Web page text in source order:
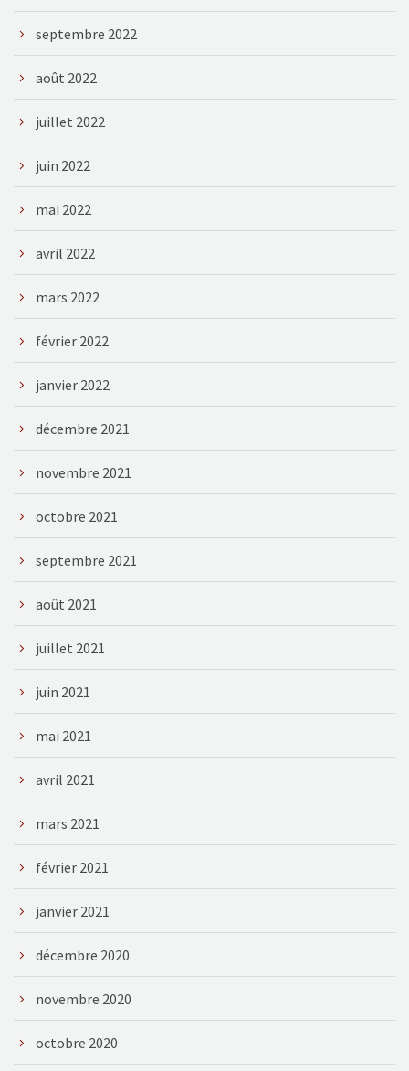
septembre 2022
août 2022
juillet 2022
juin 2022
mai 2022
avril 2022
mars 2022
février 2022
janvier 2022
décembre 2021
novembre 2021
octobre 2021
septembre 2021
août 2021
juillet 2021
juin 2021
mai 2021
avril 2021
mars 2021
février 2021
janvier 2021
décembre 2020
novembre 2020
octobre 2020